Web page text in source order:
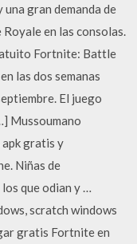
una gran demanda de
en las consolas.
Fortnite: Battle
las dos semanas
El juego
Mussoumano
apk gratis y
Niñas de
que odian y …
scratch windows
gratis Fortnite en